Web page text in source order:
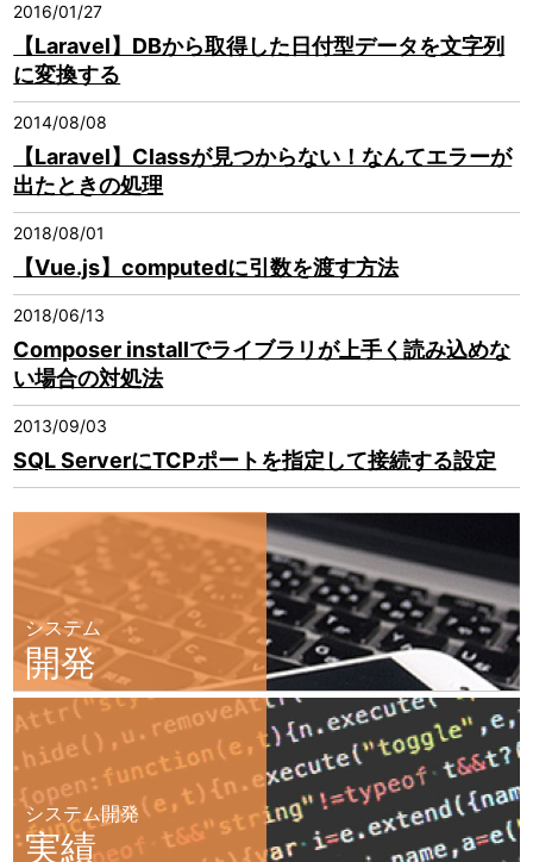
2016/01/27
【Laravel】DBから取得した日付型データを文字列
に変換する
2014/08/08
【Laravel】Classが見つからない！なんてエラーが
出たときの処理
2018/08/01
【Vue.js】computedに引数を渡す方法
2018/06/13
Composer installでライブラリが上手く読み込めな
い場合の対処法
2013/09/03
SQL ServerにTCPポートを指定して接続する設定
システム
開発
システム開発
実績